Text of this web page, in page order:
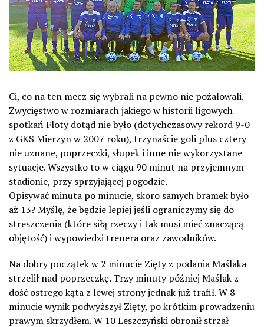
Ci, co na ten mecz się wybrali na pewno nie pożałowali.
Zwycięstwo w rozmiarach jakiego w historii ligowych
spotkań Floty dotąd nie było (dotychczasowy rekord 9-0
z GKS Mierzyn w 2007 roku), trzynaście goli plus cztery
nie uznane, poprzeczki, słupek i inne nie wykorzystane
sytuacje. Wszystko to w ciągu 90 minut na przyjemnym
stadionie, przy sprzyjającej pogodzie.
Opisywać minuta po minucie, skoro samych bramek było
aż 13? Myślę, że będzie lepiej jeśli ograniczymy się do
streszczenia (które siłą rzeczy i tak musi mieć znaczącą
objętość) i wypowiedzi trenera oraz zawodników.
Na dobry początek w 2 minucie Zięty z podania Maślaka
strzelił nad poprzeczkę. Trzy minuty później Maślak z
dość ostrego kąta z lewej strony jednak już trafił. W 8
minucie wynik podwyższył Zięty, po krótkim prowadzeniu
prawym skrzydłem. W 10 Leszczyński obronił strzał